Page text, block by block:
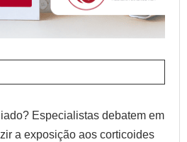
Especialistas debatem em
a exposição aos corticoides